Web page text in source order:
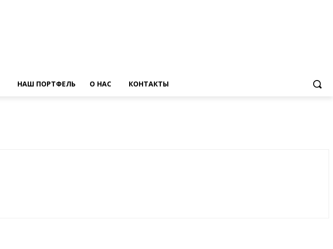
НАШ ПОРТФЕЛЬ О НАС КОНТАКТЫ